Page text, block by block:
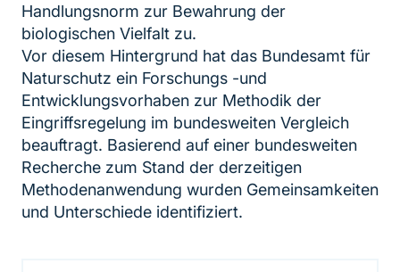
Handlungsnorm zur Bewahrung der
biologischen Vielfalt zu.
Vor diesem Hintergrund hat das Bundesamt für
Naturschutz ein Forschungs -und
Entwicklungsvorhaben zur Methodik der
Eingriffsregelung im bundesweiten Vergleich
beauftragt. Basierend auf einer bundesweiten
Recherche zum Stand der derzeitigen
Methodenanwendung wurden Gemeinsamkeiten
und Unterschiede identifiziert.